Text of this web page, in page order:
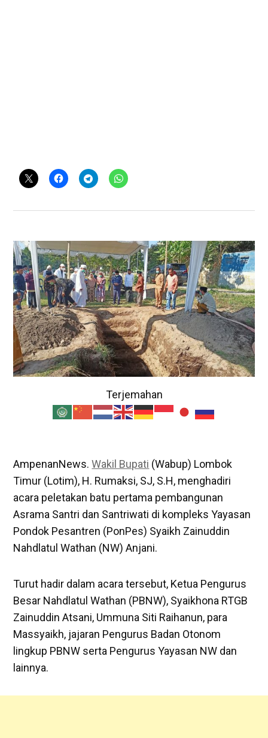
Terjemahan
AmpenanNews.Wakil Bupati (Wabup) Lombok
Timur (Lotim), H. Rumaksi, SJ, S.H, menghadiri
acara peletakan batu pertama pembangunan
Asrama Santri dan Santriwati di kompleks Yayasan
Pondok Pesantren (PonPes) Syaikh Zainuddin
Nahdlatul Wathan (NW) Anjani.
Turut hadir dalam acara tersebut, Ketua Pengurus
Besar Nahdlatul Wathan (PBNW), Syaikhona RTGB
Zainuddin Atsani, Ummuna Siti Raihanun, para
Massyaikh, jajaran Pengurus Badan Otonom
lingkup PBNW serta Pengurus Yayasan NW dan
lainnya.